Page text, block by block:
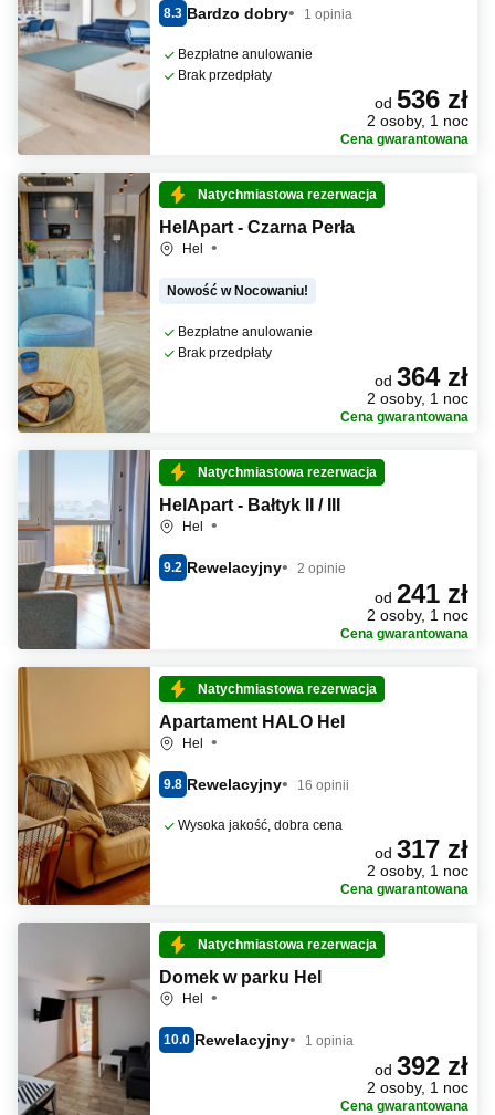
8.3 Bardzo dobry 1 opinia
Bezpłatne anulowanie
Brak przedpłaty
od 536 zł
2 osoby, 1 noc
Cena gwarantowana
Natychmiastowa rezerwacja
HelApart - Czarna Perła
Hel
Nowość w Nocowaniu!
Bezpłatne anulowanie
Brak przedpłaty
od 364 zł
2 osoby, 1 noc
Cena gwarantowana
Natychmiastowa rezerwacja
HelApart - Bałtyk II / III
Hel
9.2 Rewelacyjny 2 opinie
od 241 zł
2 osoby, 1 noc
Cena gwarantowana
Natychmiastowa rezerwacja
Apartament HALO Hel
Hel
9.8 Rewelacyjny 16 opinii
Wysoka jakość, dobra cena
od 317 zł
2 osoby, 1 noc
Cena gwarantowana
Natychmiastowa rezerwacja
Domek w parku Hel
Hel
10.0 Rewelacyjny 1 opinia
od 392 zł
2 osoby, 1 noc
Cena gwarantowana